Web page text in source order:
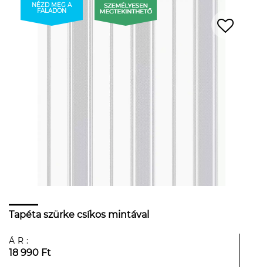
NÉZD MEG A
FALADON
Tapéta szürke csíkos mintával
ÁR:
18 990 Ft